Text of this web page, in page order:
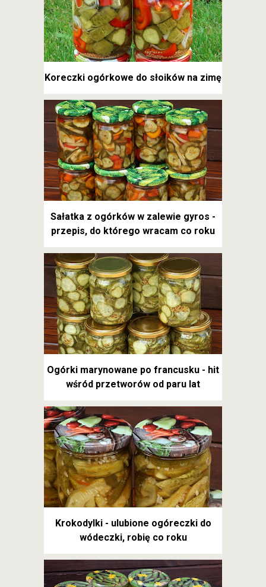
Koreczki ogórkowe do słoików na zimę
Sałatka z ogórków w zalewie gyros -
przepis, do którego wracam co roku
Ogórki marynowane po francusku - hit
wśród przetworów od paru lat
Krokodylki - ulubione ogóreczki do
wódeczki, robię co roku